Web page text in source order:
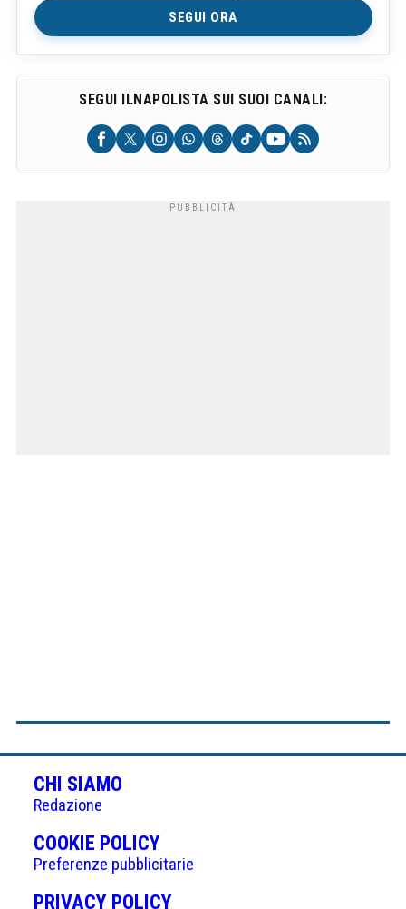
SEGUI ORA
SEGUI ILNAPOLISTA SUI SUOI CANALI:
CHI SIAMO
Redazione
COOKIE POLICY(APRE
IN
UNA
Preferenze pubblicitarie
PRIVACY POLICY(APRE